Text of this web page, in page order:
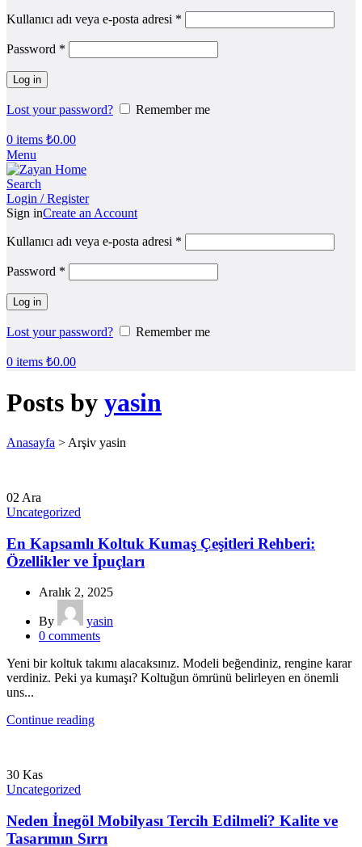
Kullanıcı adı veya e-posta adresi *
Password *
Log in
Lost your password? Remember me
0 items ₺0.00
Menu
Search
Login / Register
Sign inCreate an Account
Kullanıcı adı veya e-posta adresi *
Password *
Log in
Lost your password? Remember me
0 items ₺0.00
Posts by yasin
Anasayfa > Arşiv yasin
02 Ara
Uncategorized
En Kapsamlı Koltuk Kumaş Çeşitleri Rehberi:
Özellikler ve İpuçları
Aralık 2, 2025
By
yasin
0 comments
Yeni bir koltuk takımı alacaksınız. Modeli beğendiniz, rengine karar
verdiniz. Peki ya kumaşı? Koltuğun ömrünü belirleyen en önemli
uns...
Continue reading
30 Kas
Uncategorized
Neden İnegöl Mobilyası Tercih Edilmeli? Kalite ve
Tasarımın Sırrı